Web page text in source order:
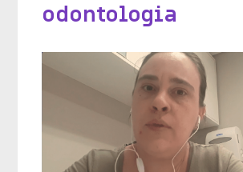
odontologia